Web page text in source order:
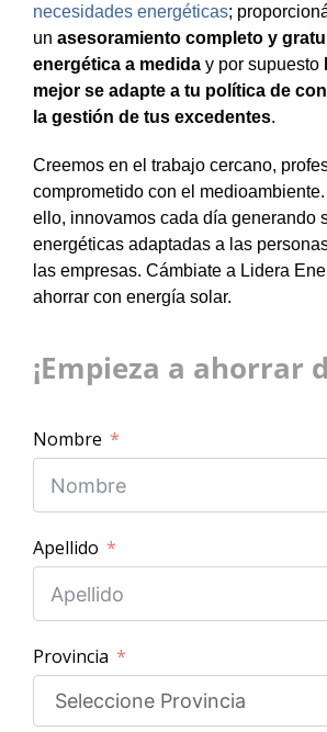
necesidades energéticas;
un asesoramiento completo y
energética a medida y por supuesto
mejor se adapte a tu política de
la gestión de tus excedentes.
Creemos en el trabajo cercano,
comprometido con el
ello, innovamos cada día generando
energéticas adaptadas a las
las empresas. Cámbiate a Lidera
ahorrar con energía solar.
¡Empieza a ahorrar
Nombre
Apellido
Provincia